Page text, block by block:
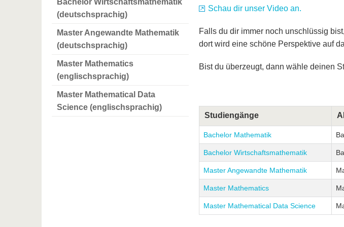
Bachelor Wirtschaftsmathematik
(deutschsprachig)
Master Angewandte Mathematik
(deutschsprachig)
Master Mathematics
(englischsprachig)
Master Mathematical Data
Science (englischsprachig)
Schau dir unser Video an.
Falls du dir immer noch unschlüssig
dort wird eine schöne Perspektive auf
Bist du überzeugt, dann wähle deinen
Studiengänge
Bachelor Mathematik
Bachelor Wirtschaftsmathematik
Master Angewandte Mathematik
Master Mathematics
Master Mathematical Data Science